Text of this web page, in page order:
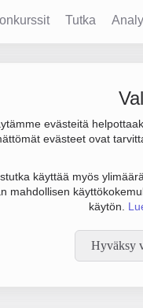
Tutka
evästeitä
evästeet ovat
käyttää myös
mahdollisen
käytön.
Hyväksy
käyttämään